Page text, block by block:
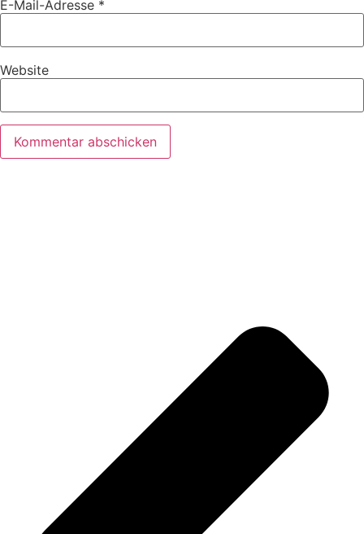
E-Mail-Adresse *
Website